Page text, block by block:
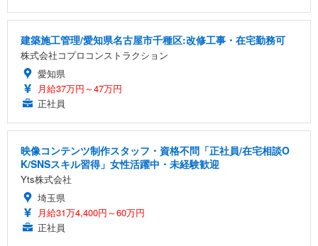
建築施工管理/愛知県名古屋市千種区:改修工事・在宅勤務可
株式会社コプロコンストラクション
愛知県
月給37万円～47万円
正社員
映像コンテンツ制作スタッフ・資格不問「正社員/在宅相談O
K/SNSスキル習得」女性活躍中・未経験歓迎
Yts株式会社
埼玉県
月給31万4,400円～60万円
正社員